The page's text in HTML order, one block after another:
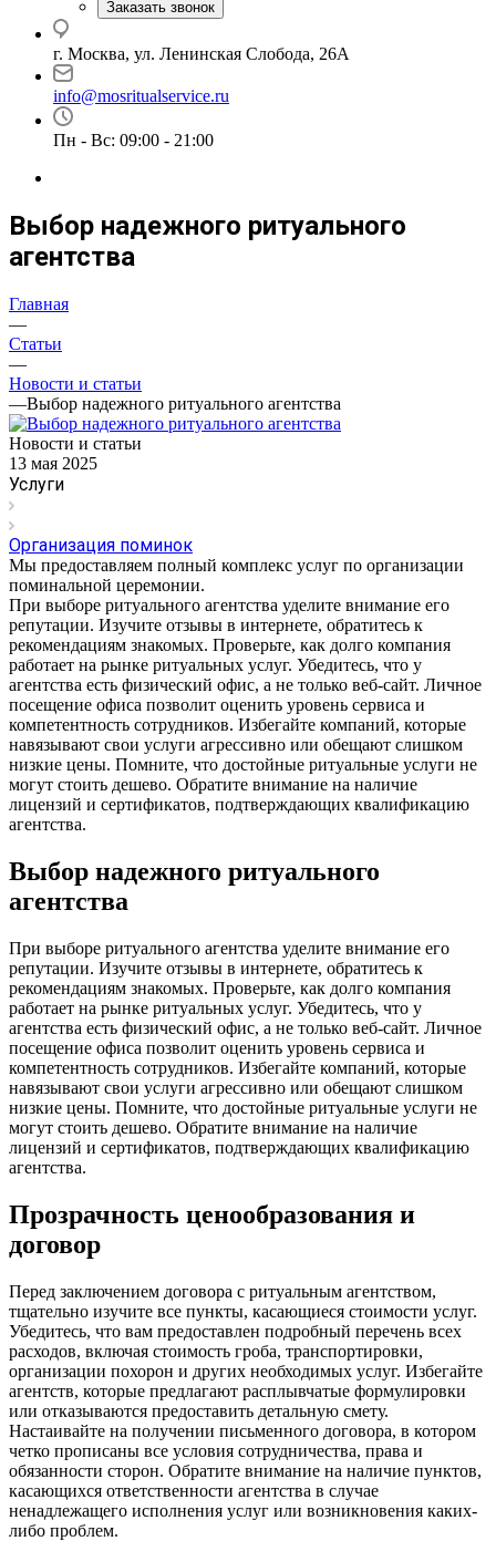
Заказать звонок
г. Москва, ул. Ленинская Слобода, 26А
info@mosritualservice.ru
Пн - Вс: 09:00 - 21:00
Выбор надежного ритуального
агентства
Главная
—
Статьи
—
Новости и статьи
—Выбор надежного ритуального агентства
Новости и статьи
13 мая 2025
Услуги
Организация поминок
Мы предоставляем полный комплекс услуг по организации
поминальной церемонии.
При выборе ритуального агентства уделите внимание его
репутации. Изучите отзывы в интернете, обратитесь к
рекомендациям знакомых. Проверьте, как долго компания
работает на рынке ритуальных услуг. Убедитесь, что у
агентства есть физический офис, а не только веб-сайт. Личное
посещение офиса позволит оценить уровень сервиса и
компетентность сотрудников. Избегайте компаний, которые
навязывают свои услуги агрессивно или обещают слишком
низкие цены. Помните, что достойные ритуальные услуги не
могут стоить дешево. Обратите внимание на наличие
лицензий и сертификатов, подтверждающих квалификацию
агентства.
Выбор надежного ритуального
агентства
При выборе ритуального агентства уделите внимание его
репутации. Изучите отзывы в интернете, обратитесь к
рекомендациям знакомых. Проверьте, как долго компания
работает на рынке ритуальных услуг. Убедитесь, что у
агентства есть физический офис, а не только веб-сайт. Личное
посещение офиса позволит оценить уровень сервиса и
компетентность сотрудников. Избегайте компаний, которые
навязывают свои услуги агрессивно или обещают слишком
низкие цены. Помните, что достойные ритуальные услуги не
могут стоить дешево. Обратите внимание на наличие
лицензий и сертификатов, подтверждающих квалификацию
агентства.
Прозрачность ценообразования и
договор
Перед заключением договора с ритуальным агентством,
тщательно изучите все пункты, касающиеся стоимости услуг.
Убедитесь, что вам предоставлен подробный перечень всех
расходов, включая стоимость гроба, транспортировки,
организации похорон и других необходимых услуг. Избегайте
агентств, которые предлагают расплывчатые формулировки
или отказываются предоставить детальную смету.
Настаивайте на получении письменного договора, в котором
четко прописаны все условия сотрудничества, права и
обязанности сторон. Обратите внимание на наличие пунктов,
касающихся ответственности агентства в случае
ненадлежащего исполнения услуг или возникновения каких-
либо проблем.